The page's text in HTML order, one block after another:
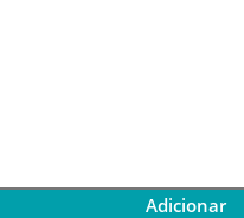
Adicionar